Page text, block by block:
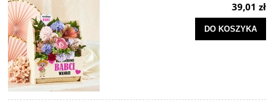
39,01 zł
DO KOSZYKA